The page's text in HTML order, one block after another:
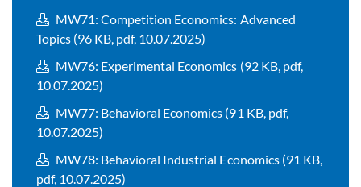
MW71: Competition Economics: Advanced
Topics (96 KB, pdf, 10.07.2025)
MW76: Experimental Economics (92 KB, pdf,
10.07.2025)
MW77: Behavioral Economics (91 KB, pdf,
10.07.2025)
MW78: Behavioral Industrial Economics (91 KB,
pdf, 10.07.2025)